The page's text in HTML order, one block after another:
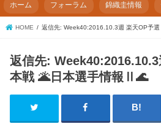
ホーム フォーラム 錦織圭情報
HOME 返信先: Week40:2016.10.3週 楽天OP予
返信先: Week40:2016.10.3
本戦 🌋日本選手情報Ⅱ🌊